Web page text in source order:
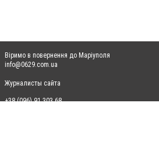
Віримо в повернення до Маріуполя
info@0629.com.ua
Журналисты сайта
+38 (096) 91 303 68